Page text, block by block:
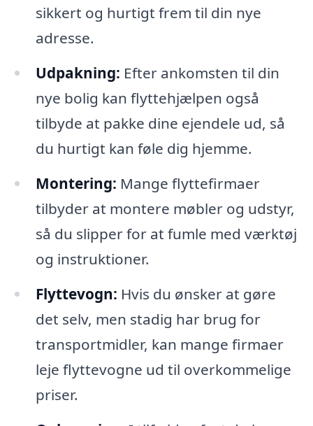
sikkert og hurtigt frem til din nye
adresse.
Udpakning: Efter ankomsten til din
nye bolig kan flyttehjælpen også
tilbyde at pakke dine ejendele ud, så
du hurtigt kan føle dig hjemme.
Montering: Mange flyttefirmaer
tilbyder at montere møbler og udstyr,
så du slipper for at fumle med værktøj
og instruktioner.
Flyttevogn: Hvis du ønsker at gøre
det selv, men stadig har brug for
transportmidler, kan mange firmaer
leje flyttevogne ud til overkommelige
priser.